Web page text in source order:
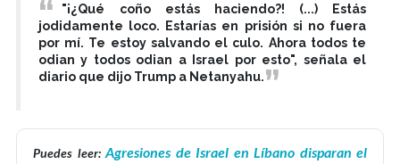
"¡¿Qué coño estás haciendo?! (...) Estás
jodidamente loco. Estarías en prisión si no fuera
por mí. Te estoy salvando el culo. Ahora todos te
odian y todos odian a Israel por esto", señala el
diario que dijo Trump a Netanyahu.
Puedes leer: Agresiones de Israel en Líbano disparan el